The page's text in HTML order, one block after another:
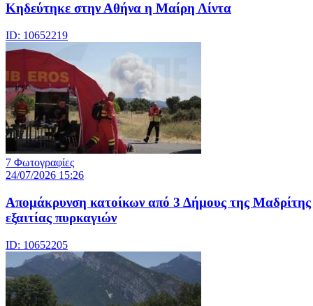
Κηδεύτηκε στην Αθήνα η Μαίρη Λίντα
ID: 10652219
7 Φωτογραφίες
24/07/2026 15:26
Απομάκρυνση κατοίκων από 3 Δήμους της Μαδρίτης
εξαιτίας πυρκαγιών
ID: 10652205